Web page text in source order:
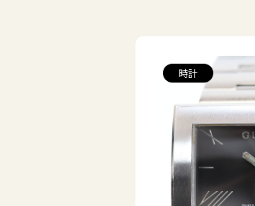
# ルイ・ヴィ
# ボッテガ・
金プラチナ
# 金プラチナ
時計